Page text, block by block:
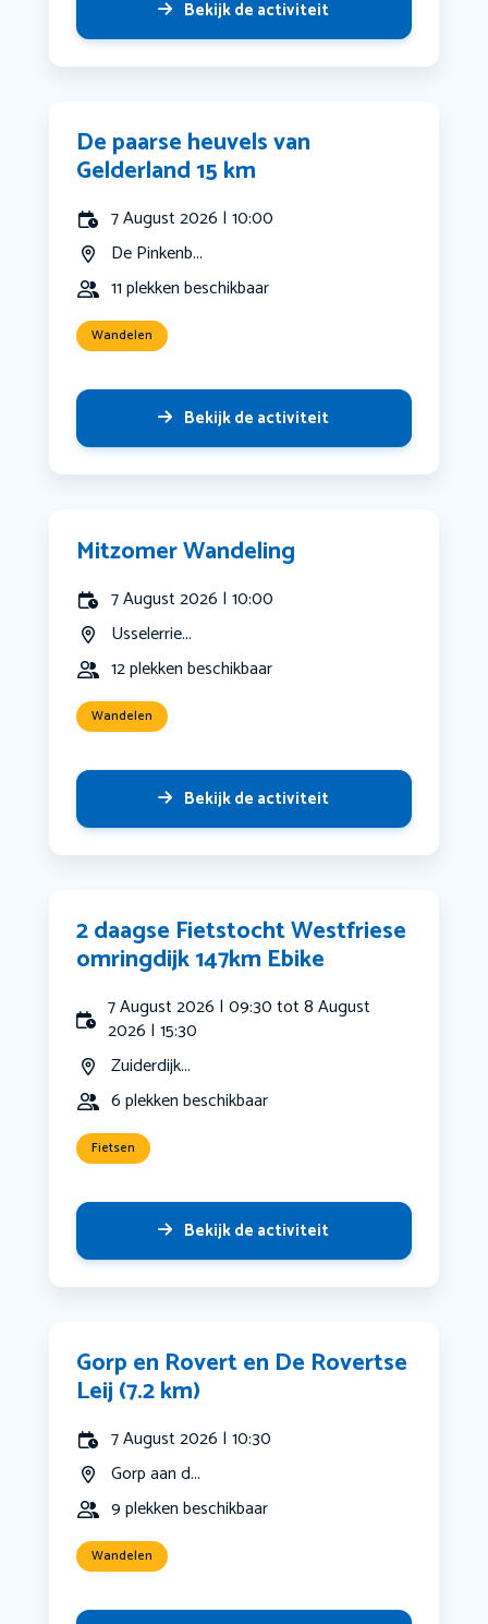
Bekijk de activiteit
De paarse heuvels van
Gelderland 15 km
7 August 2026 | 10:00
De Pinkenb...
11 plekken beschikbaar
Wandelen
Bekijk de activiteit
Mitzomer Wandeling
7 August 2026 | 10:00
Usselerrie...
12 plekken beschikbaar
Wandelen
Bekijk de activiteit
2 daagse Fietstocht Westfriese
omringdijk 147km Ebike
7 August 2026 | 09:30 tot 8 August
2026 | 15:30
Zuiderdijk...
6 plekken beschikbaar
Fietsen
Bekijk de activiteit
Gorp en Rovert en De Rovertse
Leij (7.2 km)
7 August 2026 | 10:30
Gorp aan d...
9 plekken beschikbaar
Wandelen